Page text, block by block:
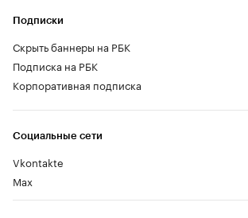
Социальные сети
Vkontakte
Max
Подписки
Скрыть баннеры на РБК
Подписка на РБК
Корпоративная подписка